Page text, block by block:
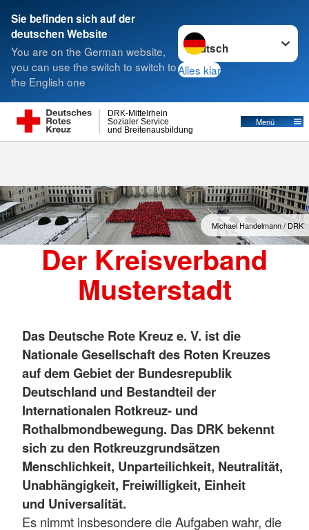
Sie befinden sich auf der
deutschen Website
You are on the German website,
you can use the switch to switch to
the English one
Sprache wechseln zu
Alles klar
und Breitenausbildung
Sozialer Service
DRK-Mittelrhein
Menü
Suche
Michael Handelmann / DRK
Der Kreisverband
Musterstadt
Das Deutsche Rote Kreuz e. V. ist die
Nationale Gesellschaft des Roten Kreuzes
auf dem Gebiet der Bundesrepublik
Deutschland und Bestandteil der
Internationalen Rotkreuz- und
Rothalbmondbewegung. Das DRK bekennt
sich zu den Rotkreuzgrundsätzen
Menschlichkeit, Unparteilichkeit, Neutralität,
Unabhängigkeit, Freiwilligkeit, Einheit
und Universalität.
Es nimmt insbesondere die Aufgaben wahr, die